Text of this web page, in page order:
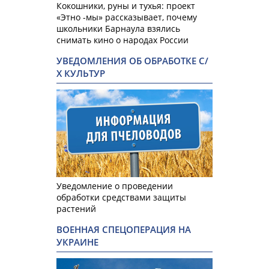
Кокошники, руны и тухья: проект
«Этно -мы» рассказывает, почему
школьники Барнаула взялись
снимать кино о народах России
УВЕДОМЛЕНИЯ ОБ ОБРАБОТКЕ С/
Х КУЛЬТУР
Уведомление о проведении
обработки средствами защиты
растений
ВОЕННАЯ СПЕЦОПЕРАЦИЯ НА
УКРАИНЕ